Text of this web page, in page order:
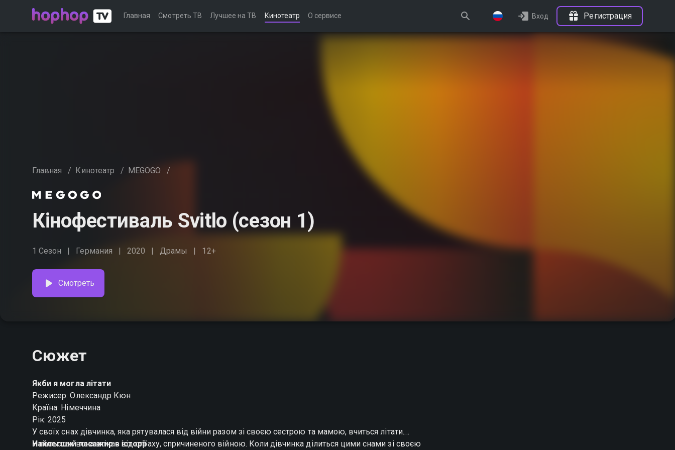
Главная Смотреть ТВ Лучшее на ТВ Кинотеатр О сервисе Вход Регистрация
Главная / Кинотеатр / MEGOGO /
Кінофестиваль Svitlo (сезон 1)
1 Сезон Германия 2020 Драмы 12+
Смотреть
Сюжет
Якби я могла літати
Режисер: Олександр Кюн
Країна: Німеччина
Рік: 2025
У своїх снах дівчинка, яка рятувалася від війни разом зі своєю сестрою та мамою, вчиться літати.
У польотах вона втікає від страху, спричиненого війною. Коли дівчинка ділиться цими снами зі своєю
Найлегший пасажир в історії